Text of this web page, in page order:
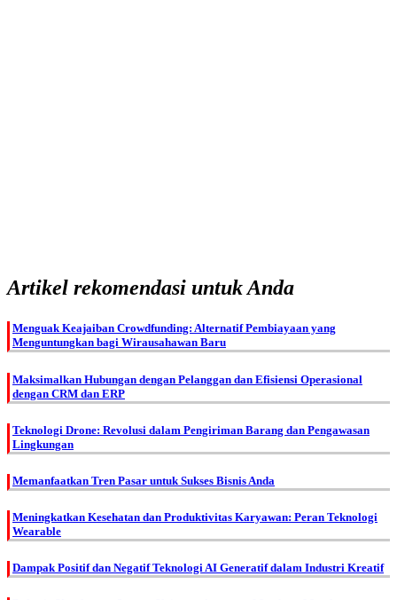
Artikel rekomendasi untuk Anda
Menguak Keajaiban Crowdfunding: Alternatif Pembiayaan yang
Menguntungkan bagi Wirausahawan Baru
Maksimalkan Hubungan dengan Pelanggan dan Efisiensi Operasional
dengan CRM dan ERP
Teknologi Drone: Revolusi dalam Pengiriman Barang dan Pengawasan
Lingkungan
Memanfaatkan Tren Pasar untuk Sukses Bisnis Anda
Meningkatkan Kesehatan dan Produktivitas Karyawan: Peran Teknologi
Wearable
Dampak Positif dan Negatif Teknologi AI Generatif dalam Industri Kreatif